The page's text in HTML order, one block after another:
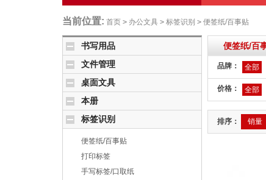
当前位置: 首页 > 办公文具 > 标签识别 > 便签纸/百事贴
书写用品
文件管理
桌面文具
本册
标签识别
便签纸/百事贴
打印标签
手写标签/口取纸
便签纸/百
品牌： 全部
价格： 全部
排序： 销量